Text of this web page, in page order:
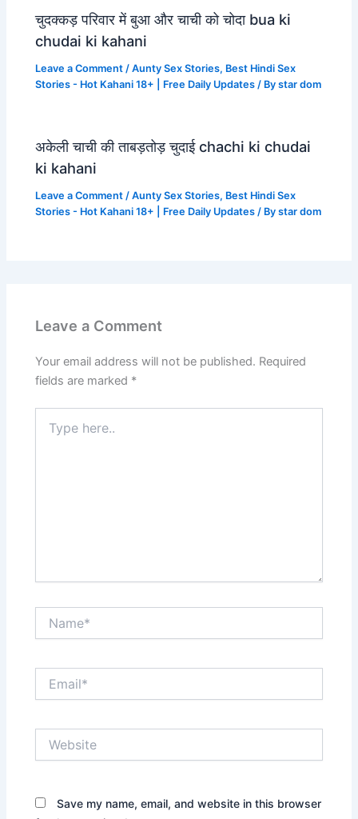
चुदक्कड़ परिवार में बुआ और चाची को चोदा bua ki
chudai ki kahani
Leave a Comment /Aunty Sex Stories, Best Hindi Sex
Stories - Hot Kahani 18+ | Free Daily Updates / Bystar dom
अकेली चाची की ताबड़तोड़ चुदाई chachi ki chudai
ki kahani
Leave a Comment /Aunty Sex Stories, Best Hindi Sex
Stories - Hot Kahani 18+ | Free Daily Updates / Bystar dom
Leave a Comment
Your email address will not be published. Required
fields are marked *
here..
Save my name, email, and website in this browser